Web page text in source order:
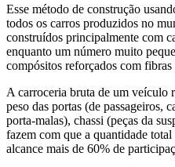
Esse método de construção
todos os carros produzidos no
construídos principalmente com
enquanto um número muito
compósitos reforçados com
A carroceria bruta de um veículo
peso das portas (de passageiros,
porta-malas), chassi (peças da
fazem com que a quantidade
alcance mais de 60% de